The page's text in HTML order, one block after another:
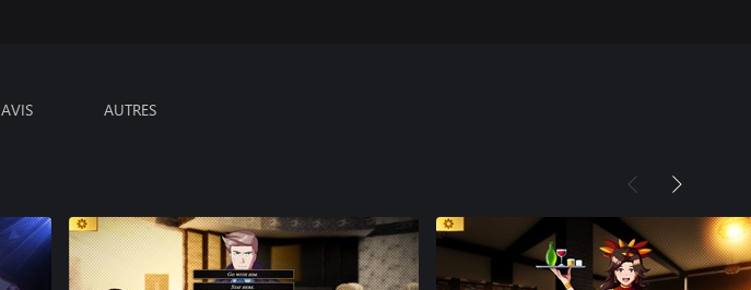
AVIS AUTRES